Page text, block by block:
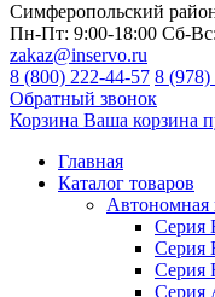
Симферопольский
Пн-Пт: 9:00-18:00 Сб-Вс:
zakaz@inservo.ru
8 (800) 222-44-57 8 (978)
Обратный звонок
Корзина Ваша корзина
Главная
Каталог товаров
Автономная
Серия
Серия
Серия
Серия